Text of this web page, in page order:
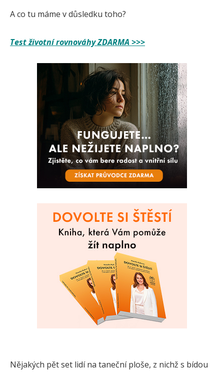
A co tu máme v důsledku toho?
Test životní rovnováhy ZDARMA >>>
Nějakých pět set lidí na taneční ploše, z nichž s bídou